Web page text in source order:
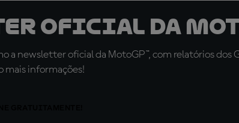
oficial da
a newsletter oficial da MotoGP™, com relatórios dos
mais informações!